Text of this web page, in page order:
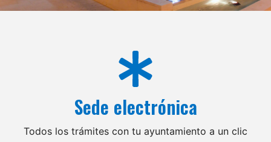
Sede electrónica
Todos los trámites con tu ayuntamiento a un clic